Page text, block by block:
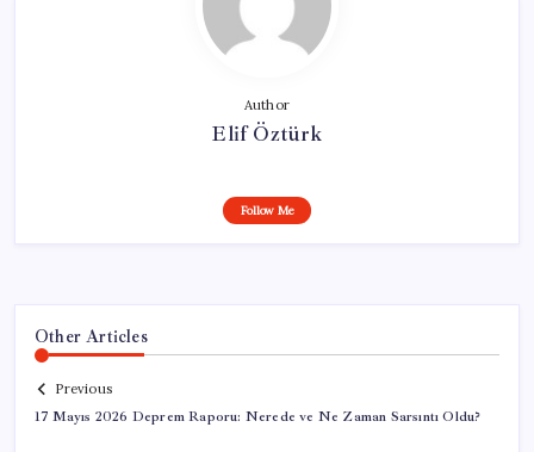
Author
Elif Öztürk
Follow Me
Other Articles
Previous
17 Mayıs 2026 Deprem Raporu: Nerede ve Ne Zaman Sarsıntı Oldu?